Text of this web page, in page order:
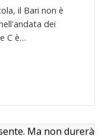
il Bari non è
dei
C è…